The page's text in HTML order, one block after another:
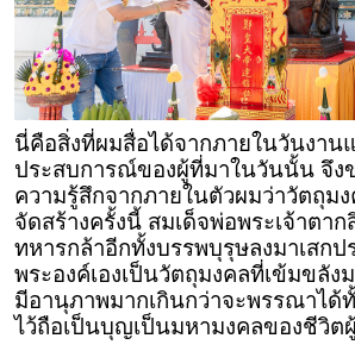
นี่คือสิ่งที่ผมสื่อได้จากภายในวันงาน
ประสบการณ์ของผู้ที่มาในวันนั้น จึง
ความรู้สึกจากภายในตัวผมว่าวัตถุม
จัดสร้างครั้งนี้ สมเด็จพ่อพระเจ้าตา
ทหารกล้าอีกทั้งบรรพบุรุษลงมาเสกป
พระองค์เองเป็นวัตถุมงคลที่เข้มขลัง
มีอานุภาพมากเกินกว่าจะพรรณาได้
ไว้ถือเป็นบุญเป็นมหามงคลของชีวิต